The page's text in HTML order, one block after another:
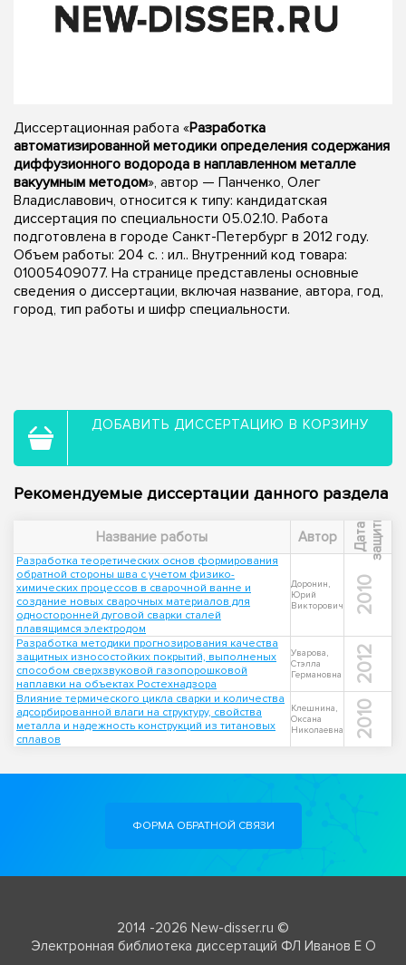
Диссертационная работа «Разработка
автоматизированной методики определения содержания
диффузионного водорода в наплавленном металле
вакуумным методом», автор — Панченко, Олег
Владиславович, относится к типу: кандидатская
диссертация по специальности 05.02.10. Работа
подготовлена в городе Санкт-Петербург в 2012 году.
Объем работы: 204 с. : ил.. Внутренний код товара:
01005409077. На странице представлены основные
сведения о диссертации, включая название, автора, год,
город, тип работы и шифр специальности.
ДОБАВИТЬ ДИССЕРТАЦИЮ В КОРЗИНУ
Рекомендуемые диссертации данного раздела
Название работы Автор Д
а
т
а
з
а
щ
и
т ы
Разработка теоретических основ формирования
обратной стороны шва с учетом физико-
химических процессов в сварочной ванне и
создание новых сварочных материалов для
односторонней дуговой сварки сталей
плавящимся электродом
Доронин,
Юрий
Викторович
2010
Разработка методики прогнозирования качества
защитных износостойких покрытий, выполненых
способом сверхзвуковой газопорошковой
наплавки на объектах Ростехнадзора
Уварова,
Стэлла
Германовна
2012
Влияние термического цикла сварки и количества
адсорбированной влаги на структуру, свойства
металла и надежность конструкций из титановых
сплавов
Клешнина,
Оксана
Николаевна
2010
ФОРМА ОБРАТНОЙ СВЯЗИ
2014 -2026 New-disser.ru ©
Электронная библиотека диссертаций ФЛ Иванов Е О